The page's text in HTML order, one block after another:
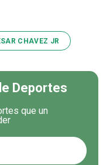
CHAVEZ JR
Deportes
que un